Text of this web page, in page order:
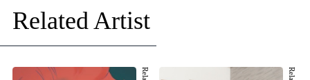
Related Artist